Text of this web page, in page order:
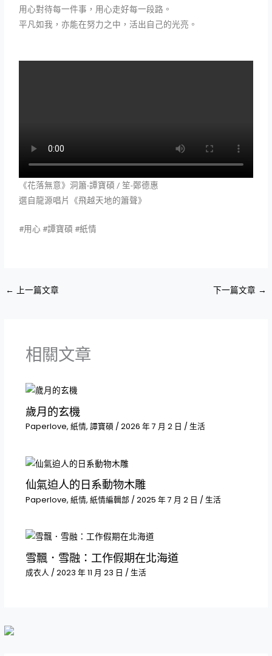
用心對待每一件事，用心走好每一段路。
平凡如我，亦能在努力之中，活出自己的光亮。
《花落無意》洞簫-譚寶碩 / 笙-鄭德惠
選自龍源唱片《飛越天地的簫聲》
#用心 #譚寶碩 #紙情
← 上一篇文章 下一篇文章 →
相關文章
歲月的​玄機
Paperlove, 紙情, 譚寶碩 / 2026 年 7 月 2 日 / 生活
仙氣迫人的日系動物木雕
Paperlove, 紙情, 紙情編輯部 / 2025 年 7 月 2 日 / 生活
雪飄．雪融：工作假期在北海道
成衣人 / 2023 年 11 月 23 日 / 生活